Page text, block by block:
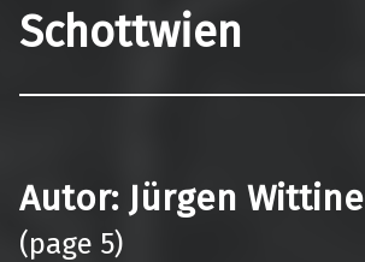
Schottwien
Autor: Jürgen Wittine
(page 5)